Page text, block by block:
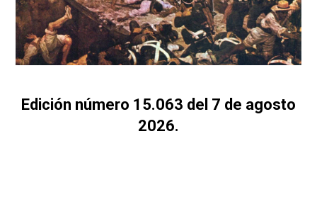
Edición número 15.063 del 7 de agosto
2026.